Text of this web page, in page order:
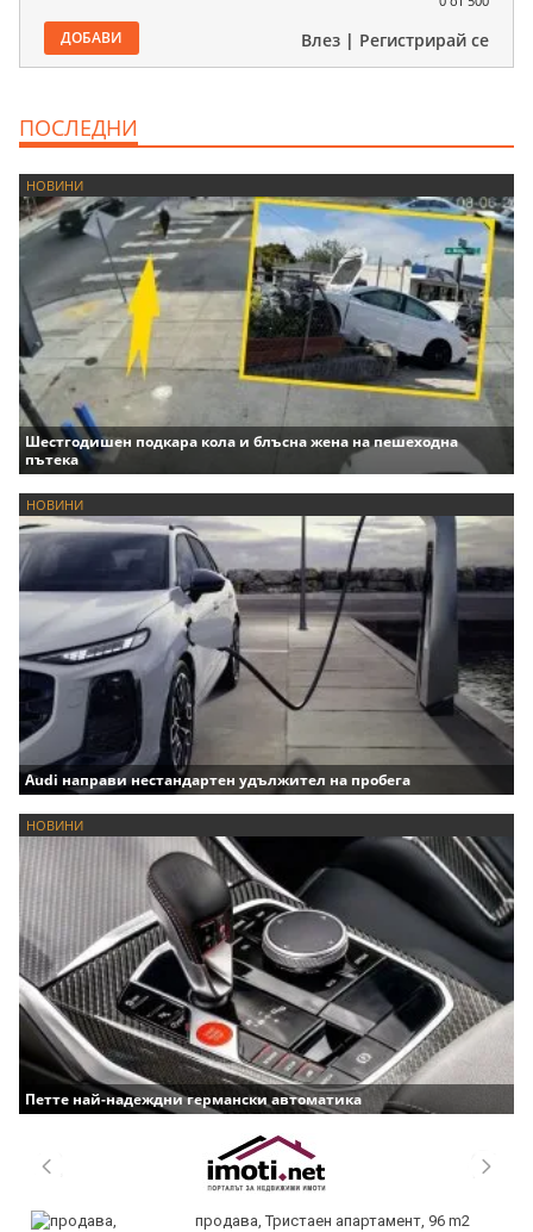
ДОБАВИ Влез | Регистрирай се
ПОСЛЕДНИ
НОВИНИ
Шестгодишен подкара кола и блъсна жена на пешеходна
пътека
НОВИНИ
Audi направи нестандартен удължител на пробега
НОВИНИ
Петте най-надеждни германски автоматика
продава, Тристаен апартамент, 96 m2